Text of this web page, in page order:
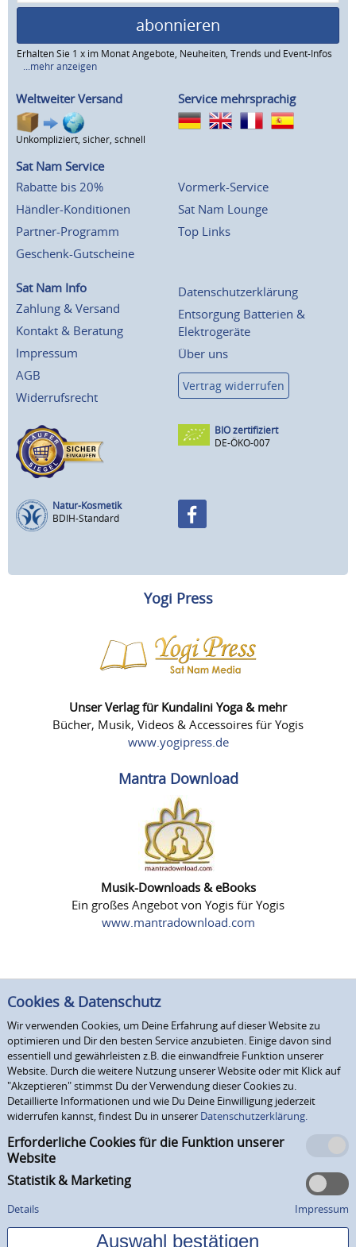
abonnieren
Erhalten Sie 1 x im Monat Angebote, Neuheiten, Trends und Event-Infos
...mehr anzeigen
Weltweiter Versand
Unkompliziert, sicher, schnell
Service mehrsprachig
Sat Nam Service
Rabatte bis 20%
Händler-Konditionen
Partner-Programm
Geschenk-Gutscheine
Vormerk-Service
Sat Nam Lounge
Top Links
Sat Nam Info
Zahlung & Versand
Kontakt & Beratung
Impressum
AGB
Widerrufsrecht
Datenschutzerklärung
Entsorgung Batterien &
Elektrogeräte
Über uns
Vertrag widerrufen
BIO zertifiziert
DE-ÖKO-007
Natur-Kosmetik
BDIH-Standard
Yogi Press
Unser Verlag für Kundalini Yoga & mehr
Bücher, Musik, Videos & Accessoires für Yogis
www.yogipress.de
Mantra Download
Musik-Downloads & eBooks
Ein großes Angebot von Yogis für Yogis
www.mantradownload.com
Cookies & Datenschutz
Wir verwenden Cookies, um Deine Erfahrung auf dieser Website zu
optimieren und Dir den besten Service anzubieten. Einige davon sind
essentiell und gewährleisten z.B. die einwandfreie Funktion unserer
Website. Durch die weitere Nutzung unserer Website oder mit Klick auf
"Akzeptieren" stimmst Du der Verwendung dieser Cookies zu.
Detaillierte Informationen und wie Du Deine Einwilligung jederzeit
widerrufen kannst, findest Du in unserer Datenschutzerklärung.
Erforderliche Cookies für die Funktion unserer
Website
Statistik & Marketing
Details Impressum